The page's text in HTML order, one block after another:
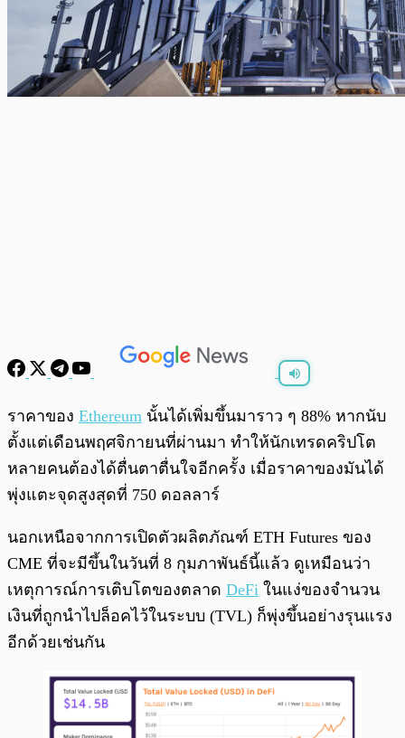
ราคาของ Ethereum นั้นได้เพิ่มขึ้นมาราว ๆ 88% หากนับ
ตั้งแต่เดือนพฤศจิกายนที่ผ่านมา ทำให้นักเทรดคริปโต
หลายคนต้องได้ตื่นตาตื่นใจอีกครั้ง เมื่อราคาของมันได้
พุ่งแตะจุดสูงสุดที่ 750 ดอลลาร์
นอกเหนือจากการเปิดตัวผลิตภัณฑ์ ETH Futures ของ
CME ที่จะมีขึ้นในวันที่ 8 กุมภาพันธ์นี้แล้ว ดูเหมือนว่า
เหตุการณ์การเติบโตของตลาด DeFi ในแง่ของจำนวน
เงินที่ถูกนำไปล็อคไว้ในระบบ (TVL) ก็พุ่งขึ้นอย่างรุนแรง
อีกด้วยเช่นกัน